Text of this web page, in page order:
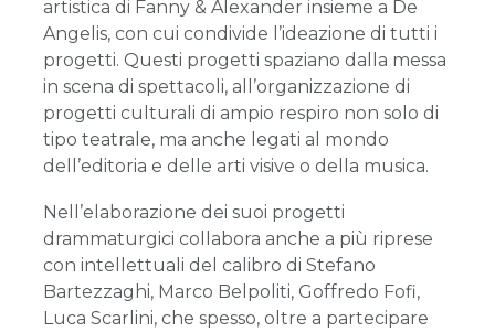
artistica di Fanny & Alexander insieme a De
Angelis, con cui condivide l’ideazione di tutti i
progetti. Questi progetti spaziano dalla messa
in scena di spettacoli, all’organizzazione di
progetti culturali di ampio respiro non solo di
tipo teatrale, ma anche legati al mondo
dell’editoria e delle arti visive o della musica.
Nell’elaborazione dei suoi progetti
drammaturgici collabora anche a più riprese
con intellettuali del calibro di Stefano
Bartezzaghi, Marco Belpoliti, Goffredo Fofi,
Luca Scarlini, che spesso, oltre a partecipare